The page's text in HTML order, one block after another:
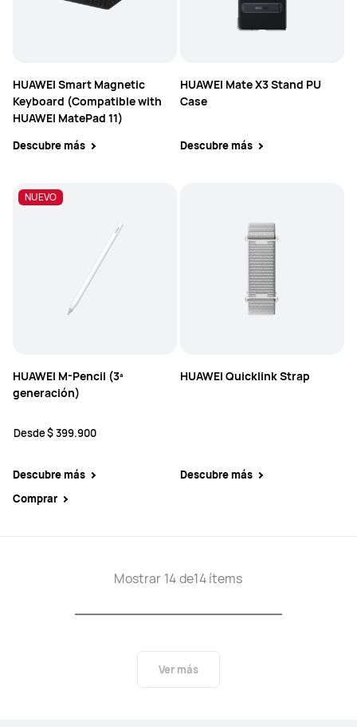
HUAWEI Smart Magnetic
Keyboard (Compatible with
HUAWEI MatePad 11)
Descubre más
HUAWEI Mate X3 Stand PU
Case
Descubre más
NUEVO
HUAWEI M-Pencil (3ª
generación)
Desde$ 399.900
Descubre más
Comprar
HUAWEI Quicklink Strap
Descubre más
Mostrar 14 de14 ítems
Ver más